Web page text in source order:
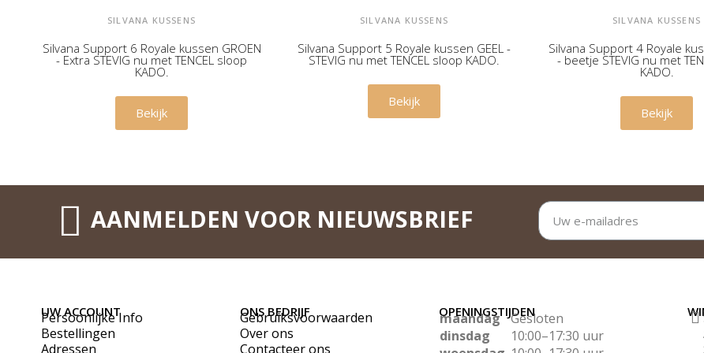
SILVANA KUSSENS
Silvana Support 6 Royale kussen GROEN
- Extra STEVIG nu met TENCEL sloop
KADO.
€ 169,00
Bekijk
SILVANA KUSSENS
Silvana Support 5 Royale kussen GEEL -
STEVIG nu met TENCEL sloop KADO.
€ 169,00
Bekijk
SILVANA KUSSENS
Silvana Support 4 Royale
- beetje STEVIG nu met
KADO.
€ 169,00
Bekijk
AANMELDEN VOOR NIEUWSBRIEF
UW ACCOUNT
Persoonlijke Info
Bestellingen
Adressen
ONS BEDRIJF
Gebruiksvoorwaarden
Over ons
Contacteer ons
OPENINGSTIJDEN
maandag
Gesloten
dinsdag
10:00–17:30 uur